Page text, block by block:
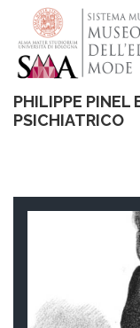
contenuto
principale
PHILIPPE PINEL
PSICHIATRICO